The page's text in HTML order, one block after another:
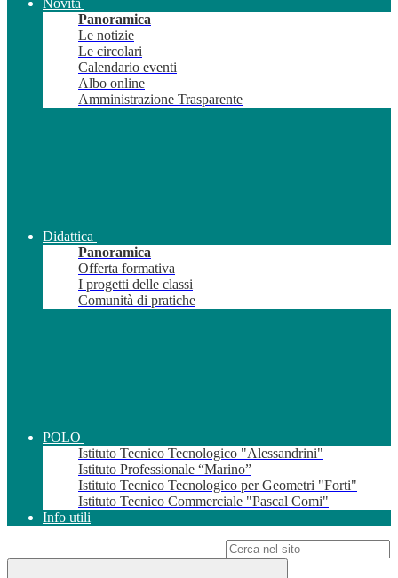
Novità
Panoramica
Le notizie
Le circolari
Calendario eventi
Albo online
Amministrazione Trasparente
Didattica
Panoramica
Offerta formativa
I progetti delle classi
Comunità di pratiche
POLO
Istituto Tecnico Tecnologico "Alessandrini"
Istituto Professionale “Marino”
Istituto Tecnico Tecnologico per Geometri "Forti"
Istituto Tecnico Commerciale "Pascal Comi"
Info utili